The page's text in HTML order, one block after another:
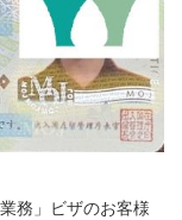
務」ビザのお客様